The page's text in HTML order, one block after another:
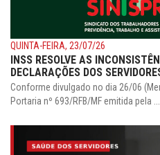
QUINTA-FEIRA, 23/07/26
INSS RESOLVE AS
DECLARAÇÕES DOS
Conforme divulgado no dia 26/06
Portaria nº 693/RFB/MF emitida pela ...